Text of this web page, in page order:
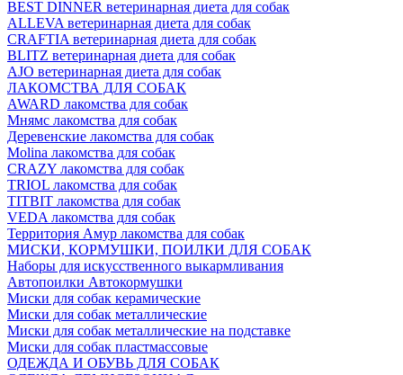
BEST DINNER ветеринарная диета для собак
ALLEVA ветеринарная диета для собак
CRAFTIA ветеринарная диета для собак
BLITZ ветеринарная диета для собак
AJO ветеринарная диета для собак
ЛАКОМСТВА ДЛЯ СОБАК
AWARD лакомства для собак
Мнямс лакомства для собак
Деревенские лакомства для собак
Molina лакомства для собак
CRAZY лакомства для собак
TRIOL лакомства для собак
TITBIT лакомства для собак
VEDA лакомства для собак
Территория Амур лакомства для собак
МИСКИ, КОРМУШКИ, ПОИЛКИ ДЛЯ СОБАК
Наборы для искусственного выкармливания
Автопоилки Автокормушки
Миски для собак керамические
Миски для собак металлические
Миски для собак металлические на подставке
Миски для собак пластмассовые
ОДЕЖДА И ОБУВЬ ДЛЯ СОБАК